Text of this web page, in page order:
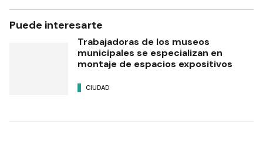
Puede interesarte
Trabajadoras de los museos
municipales se especializan en
montaje de espacios expositivos
CIUDAD